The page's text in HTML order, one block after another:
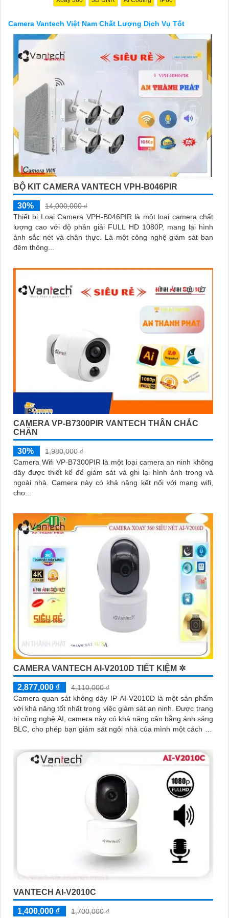
Camera Vantech Việt Nam Chất Lượng Dịch Vụ Tốt
BỘ KIT CAMERA VANTECH VPH-B046PIR
30%
14,000,000 ₫
Thiết bị Loại Camera VPH-B046PIR là một loại camera chất
lượng cao với độ phân giải FULL HD 1080P, mang lại hình
ảnh sắc nét và chân thực. Là một công nghệ giám sát ban
đêm thông...
CAMERA VP-B7300PIR VANTECH THÂN CHẮC
CHẮN
30%
1,980,000 ₫
Camera Wifi VP-B7300PIR là một loại camera an ninh không
dây được thiết kế để giám sát và ghi lại hình ảnh trong và
ngoài nhà. Camera này có khả năng kết nối với mạng wifi,
cho...
CAMERA VANTECH AI-V2010D TIẾT KIỆM ✲
2,877,000 ₫
4,110,000 ₫
Camera quan sát không dây IP AI-V2010D là một sản phẩm
với khả năng tốt nhất trong việc giám sát an ninh. Được trang
bị công nghệ AI, camera này có khả năng cân bằng ánh sáng
BLC, cho phép bạn giám sát ngôi nhà của mình một cách tốt
VANTECH AI-V2010C
1,400,000 ₫ 1,700,000 ₫